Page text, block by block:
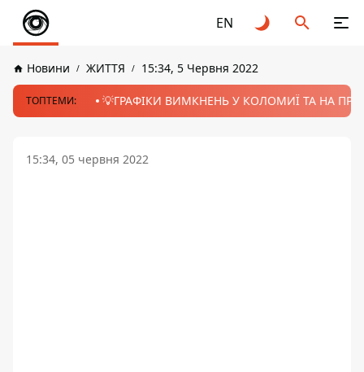
EN
Новини ЖИТТЯ 15:34, 5 Червня 2022
ТОПТЕМИ: 💡ГРАФІКИ ВИМКНЕНЬ У КОЛОМИЇ ТА НА
15:34, 05 червня 2022